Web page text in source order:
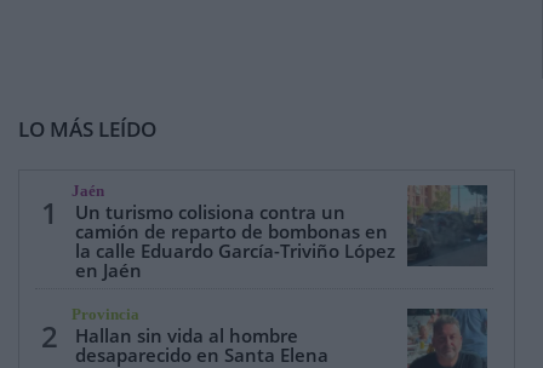
LO MÁS LEÍDO
1
Jaén
Un turismo colisiona contra un
camión de reparto de bombonas en
la calle Eduardo García-Triviño López
en Jaén
2
Provincia
Hallan sin vida al hombre
desaparecido en Santa Elena